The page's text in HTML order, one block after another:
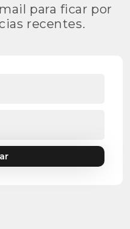
para ficar por
recentes.